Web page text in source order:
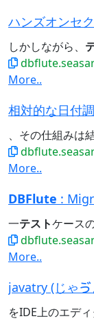
ハンズオンセ
しかしながら、
More..
相対的な日付
、その仕組みは
dbflute.seasar.org/ja/
More..
DBFlute :
一テストケースの
More..
javatry (じゃ
をIDE上のエデ